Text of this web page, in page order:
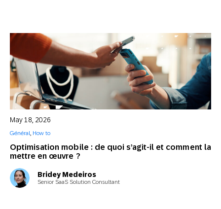
Optimisation mobile : de quoi s’agit-il et comment la
mettre en œuvre ?
May 18, 2026
Général, How to
Bridey Medeiros
Senior SaaS Solution Consultant